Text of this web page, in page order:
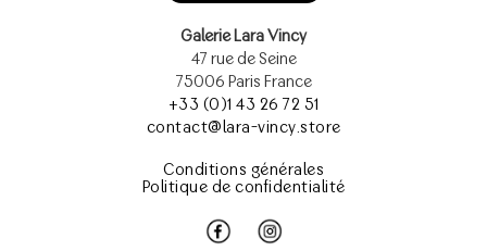
Galerie Lara Vincy
47 rue de Seine
75006 Paris France
+33 (0)1 43 26 72 51
contact@lara-vincy.store
Conditions générales
Politique de confidentialité